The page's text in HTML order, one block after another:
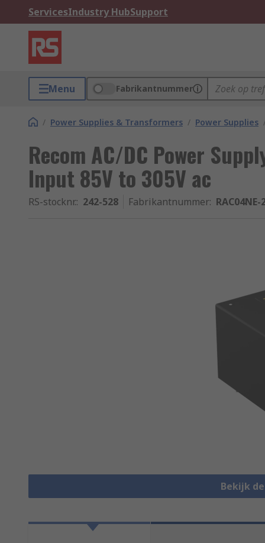
ServicesIndustry HubSupport
Menu Fabrikantnummer
/ Power Supplies & Transformers / Power Supplies
Recom AC/DC Power
Input 85V to 305V ac
RS-stocknr.: 242-528 Fabrikantnummer:
Bekijk